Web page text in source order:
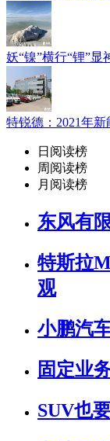
妖“镍”横行“锂”
特锐德：2021年
日阅读榜
周阅读榜
月阅读榜
东风有
特斯拉
观
小鹏汽
固定业
SUV也